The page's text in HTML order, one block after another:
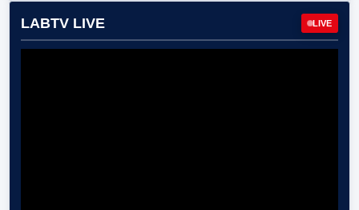
LABTV LIVE LIVE